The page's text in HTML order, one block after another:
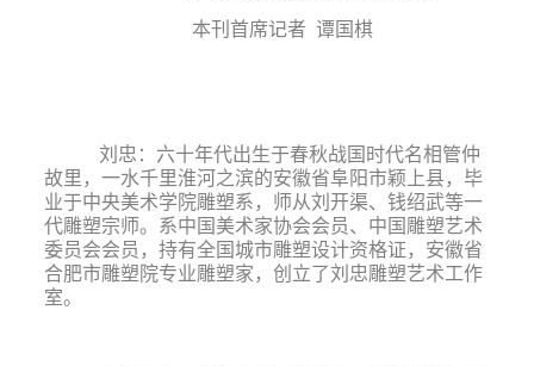
本刊首席记者 谭国棋
刘忠：六十年代出生于春秋战国时代名相管仲
故里，一水千里淮河之滨的安徽省阜阳市颖上县，毕
业于中央美术学院雕塑系，师从刘开渠、钱绍武等一
代雕塑宗师。系中国美术家协会会员、中国雕塑艺术
委员会会员，持有全国城市雕塑设计资格证，安徽省
合肥市雕塑院专业雕塑家，创立了刘忠雕塑艺术工作
室。